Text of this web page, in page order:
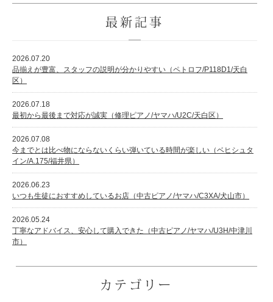
最新記事
2026.07.20
品揃えが豊富、スタッフの説明が分かりやすい（ペトロフ/P118D1/天白
区）
2026.07.18
最初から最後まで対応が誠実（修理ピアノ/ヤマハ/U2C/天白区）
2026.07.08
今までとは比べ物にならないくらい弾いている時間が楽しい（ベヒシュタ
イン/A.175/福井県）
2026.06.23
いつも生徒におすすめしているお店（中古ピアノ/ヤマハ/C3XA/犬山市）
2026.05.24
丁寧なアドバイス、安心して購入できた（中古ピアノ/ヤマハ/U3H/中津川
市）
カテゴリー